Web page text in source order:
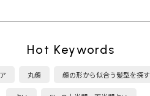
Hot Keywords
丸顔 顔の形から似合う髪型を探す